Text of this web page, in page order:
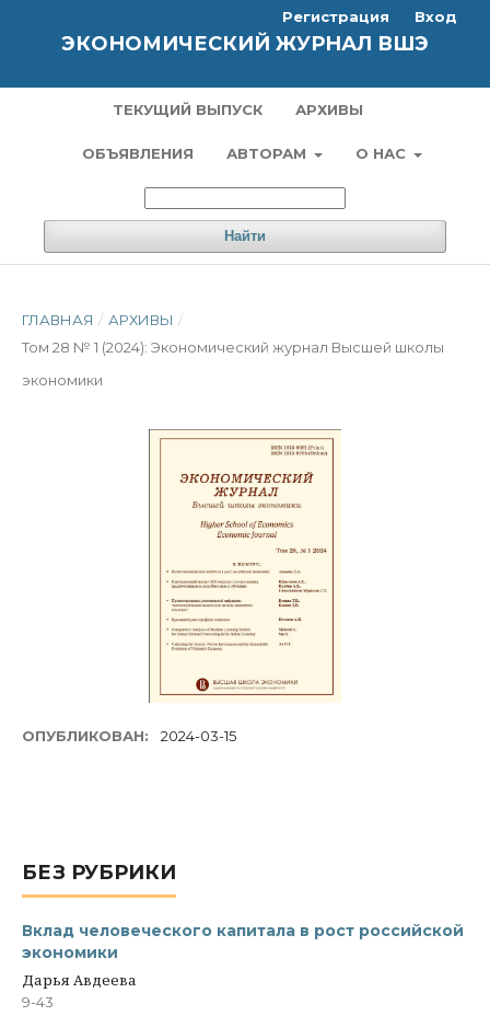
ЭКОНОМИЧЕСКИЙ ЖУРНАЛ ВШЭ
ТЕКУЩИЙ ВЫПУСК АРХИВЫ
ОБЪЯВЛЕНИЯ АВТОРАМ О НАС
Найти
Регистрация Вход
ГЛАВНАЯ / АРХИВЫ /
Том 28 № 1 (2024): Экономический журнал Высшей школы
экономики
ОПУБЛИКОВАН: 2024-03-15
БЕЗ РУБРИКИ
Вклад человеческого капитала в рост российской
экономики
Дарья Авдеева
9-43